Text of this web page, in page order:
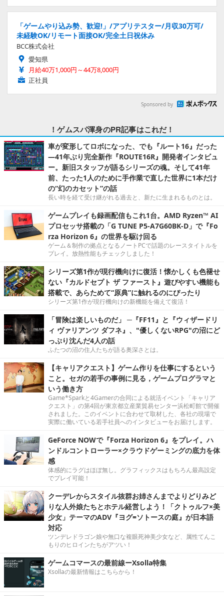
「ゲームやり込み勢、歓迎!」/アプリテスター/月収30万可/
未経験OK/リモート面接OK/完全土日祝休み
BCC株式会社
愛知県
月給40万1,000円～44万8,000円
正社員
Sponsored by
！ゲムスパ渾身のPR記事はこれだ！
車が変形してロボになった、でも『ルート16』だった
―41年ぶり完全新作『ROUTE16R』開発者インタビュ
ー。新旧スタッフが語るシリーズの魂。そして41年
前、たった1人のために手作業で直した世界に1本だけ
の“幻のカセット”の話
長い時を経て受け継がれる過去と、新たに生まれるものとは。
ゲームプレイも録画配信もこれ1台。AMD Ryzen™ AI
プロセッサ搭載の「G TUNE P5-A7G60BK-D」で『Fo
rza Horizon 6』の世界を駆け回る
ゲーム＆制作の拠点となるノートPCで話題のレースタイトルを
プレイ。放熱性能もチェックしました！
シリーズ第1作が現行機向けに復活！懐かしくも色褪せ
ない『カルドセプト ザ ファースト』遊びやすい機能も
搭載で、あらためて“原典”に触れるのにぴったり
シリーズ第1作が現行機向けの新機能を備えて復活！
「冒険は楽しいものだ」 ─『FF11』と『ウィザードリ
ィ ヴァリアンツ ダフネ』、"優しくないRPG"の沼にど
っぷり沈んだ4人の話
ふたつの沼の住人たちが語る奥深さとは。
【キャリアクエスト】ゲーム作りを仕事にするという
こと。セガの若手の事例に見る，ゲームプログラマと
いう働き方
Game*Sparkと4Gamerの合同による就活イベント「キャリア
クエスト」の第4回が東京都立産業貿易センター浜松町館で開催
されました。このイベントに合わせて取材した、各社の現場で
実際に働いている若手社員へのインタビューをお届けします。
GeForce NOWで『Forza Horizon 6』をプレイ。ハ
ンドルコントローラー×クラウドゲーミングの底力を体
感
体感的にラグはほぼ無し。グラフィックスはもちろん最高設定
でプレイ可能！
クーデレからスタイル抜群お姉さんまでよりどりみど
りな人外娘たちとホテル経営しよう！「クトゥルフ×美
少女」テーマのADV『ヨグ=ソトースの庭』が日本語
対応
ツンデレドラゴン娘や無口な複眼死神美少女など、属性てんこ
もりのヒロインたちがアツい！
ゲームコマースの最前線ーXsolla特集
Xsollaの最新情報はこちらから！